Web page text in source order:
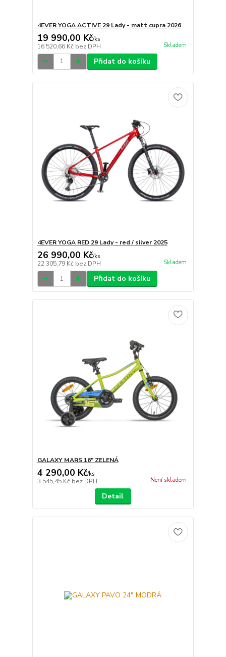
4EVER YOGA ACTIVE 29 Lady - matt cupra 2026
19 990,00 Kč/ks
16 520,66 Kč bez DPH Skladem
Přidat do košíku
4EVER YOGA RED 29 Lady - red / silver 2025
26 990,00 Kč/ks
22 305,79 Kč bez DPH Skladem
Přidat do košíku
GALAXY MARS 16" ZELENÁ
4 290,00 Kč/ks
3 545,45 Kč bez DPH Není skladem
Detail